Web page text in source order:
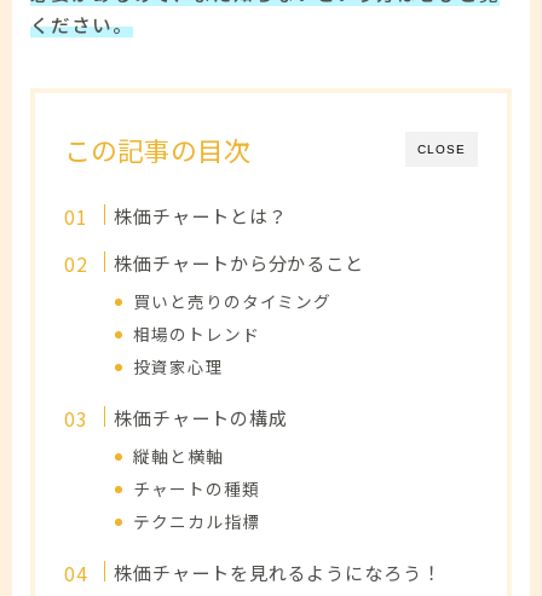
ください。
CLOSE
この記事の目次
株価チャートとは？
株価チャートから分かること
買いと売りのタイミング
相場のトレンド
投資家心理
株価チャートの構成
縦軸と横軸
チャートの種類
テクニカル指標
株価チャートを見れるようになろう！